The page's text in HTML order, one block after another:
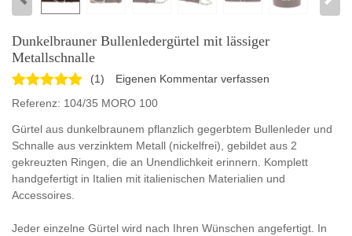
Dunkelbrauner Bullenledergürtel mit lässiger
Metallschnalle
(1)
Eigenen Kommentar verfassen
Referenz: 104/35 MORO 100
Gürtel aus dunkelbraunem pflanzlich gegerbtem Bullenleder und
Schnalle aus verzinktem Metall (nickelfrei), gebildet aus 2
gekreuzten Ringen, die an Unendlichkeit erinnern. Komplett
handgefertigt in Italien mit italienischen Materialien und
Accessoires.
Jeder einzelne Gürtel wird nach Ihren Wünschen angefertigt. In